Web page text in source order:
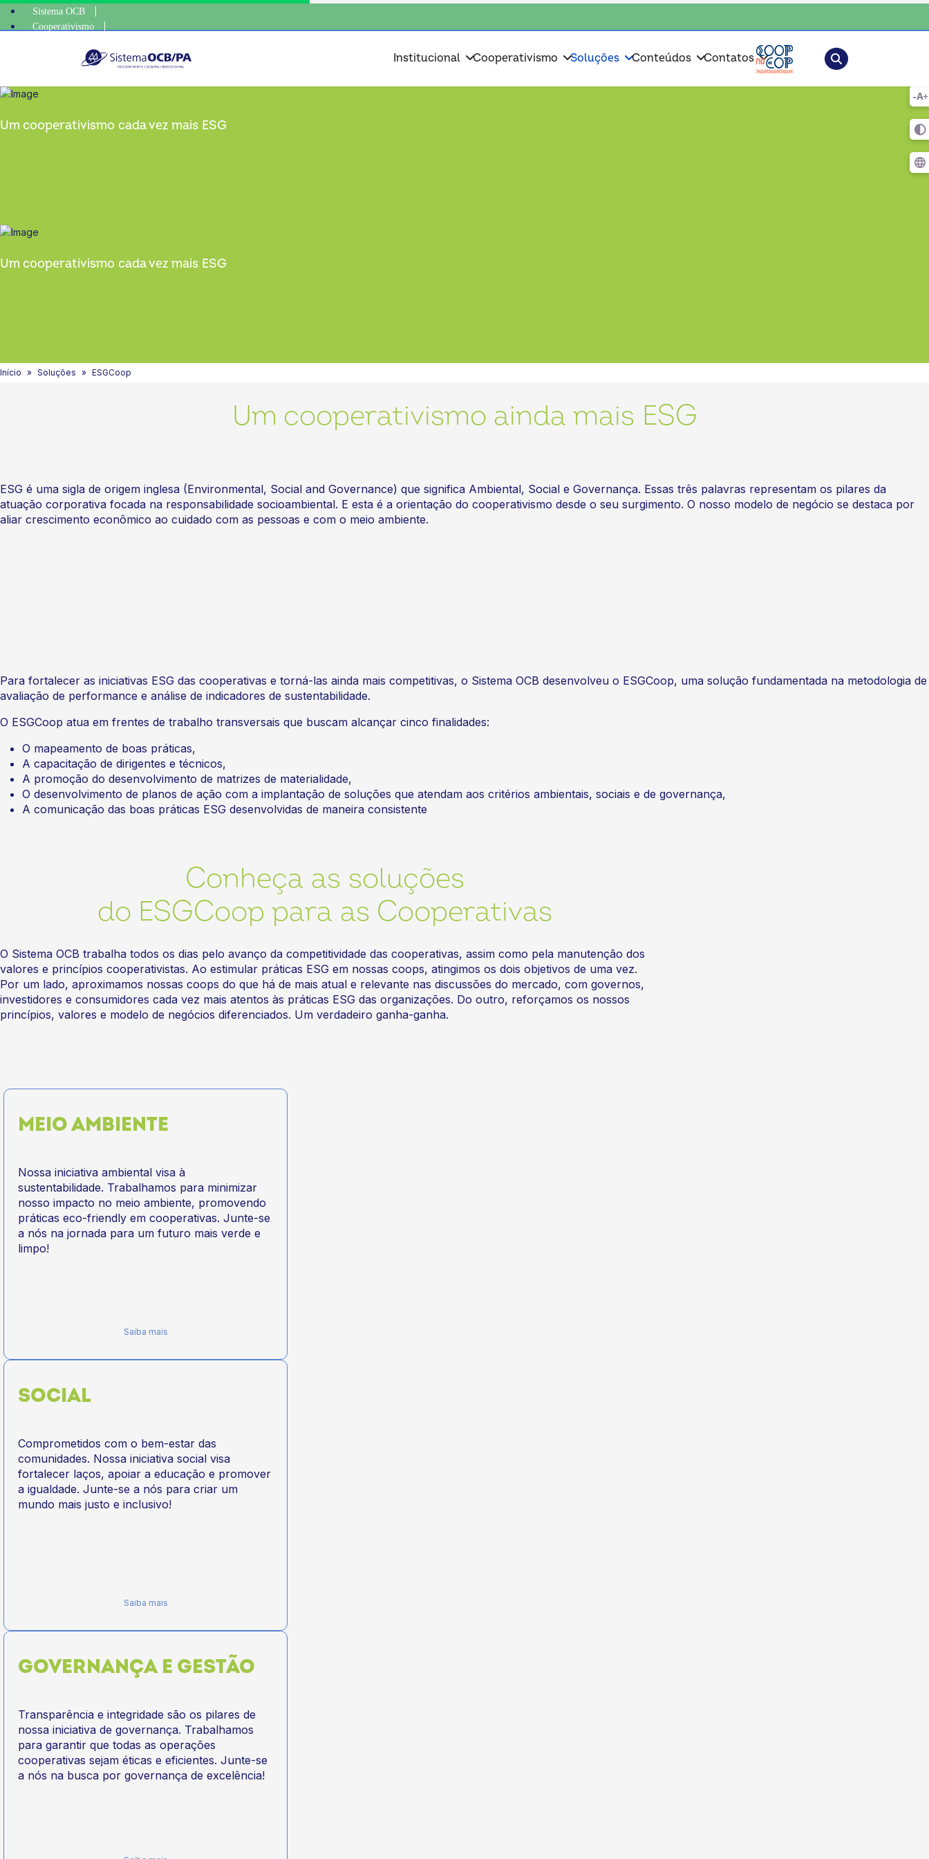
Sistema OCB
Cooperativismo
Institucional Cooperativismo Soluções Conteúdos Contatos Pesquisar
Um cooperativismo cada vez mais ESG
Um cooperativismo cada vez mais ESG
Início Soluções ESGCoop
Um cooperativismo ainda mais ESG
ESG é uma sigla de origem inglesa (Environmental, Social and Governance) que significa Ambiental, Social e Governança. Essas três palavras representam os pilares da
atuação corporativa focada na responsabilidade socioambiental. E esta é a orientação do cooperativismo desde o seu surgimento. O nosso modelo de negócio se destaca por
aliar crescimento econômico ao cuidado com as pessoas e com o meio ambiente.
Para fortalecer as iniciativas ESG das cooperativas e torná-las ainda mais competitivas, o Sistema OCB desenvolveu o ESGCoop, uma solução fundamentada na metodologia de
avaliação de performance e análise de indicadores de sustentabilidade.
O ESGCoop atua em frentes de trabalho transversais que buscam alcançar cinco finalidades:
O mapeamento de boas práticas,
A capacitação de dirigentes e técnicos,
A promoção do desenvolvimento de matrizes de materialidade,
O desenvolvimento de planos de ação com a implantação de soluções que atendam aos critérios ambientais, sociais e de governança,
A comunicação das boas práticas ESG desenvolvidas de maneira consistente
Conheça as soluções
do ESGCoop para as Cooperativas
O Sistema OCB trabalha todos os dias pelo avanço da competitividade das cooperativas, assim como pela manutenção dos
valores e princípios cooperativistas. Ao estimular práticas ESG em nossas coops, atingimos os dois objetivos de uma vez.
Por um lado, aproximamos nossas coops do que há de mais atual e relevante nas discussões do mercado, com governos,
investidores e consumidores cada vez mais atentos às práticas ESG das organizações. Do outro, reforçamos os nossos
princípios, valores e modelo de negócios diferenciados. Um verdadeiro ganha-ganha.
MEIO AMBIENTE
Nossa iniciativa ambiental visa à
sustentabilidade. Trabalhamos para minimizar
nosso impacto no meio ambiente, promovendo
práticas eco-friendly em cooperativas. Junte-se
a nós na jornada para um futuro mais verde e
limpo!
Saiba mais
SOCIAL
Comprometidos com o bem-estar das
comunidades. Nossa iniciativa social visa
fortalecer laços, apoiar a educação e promover
a igualdade. Junte-se a nós para criar um
mundo mais justo e inclusivo!
Saiba mais
GOVERNANÇA E GESTÃO
Transparência e integridade são os pilares de
nossa iniciativa de governança. Trabalhamos
para garantir que todas as operações
cooperativas sejam éticas e eficientes. Junte-se
a nós na busca por governança de excelência!